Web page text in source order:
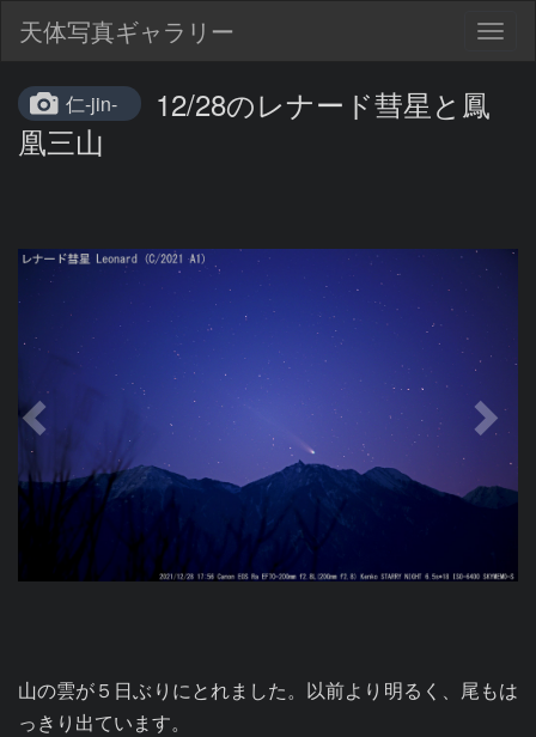
天体写真ギャラリー
仁-jin-
12/28のレナード彗星と鳳
凰三山
山の雲が５日ぶりにとれました。以前より明るく、尾もは
っきり出ています。